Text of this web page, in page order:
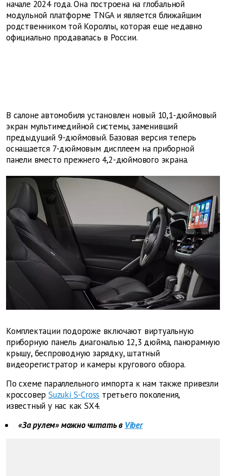
начале 2024 года. Она построена на глобальной
модульной платформе TNGA и является ближайшим
родственником той Короллы, которая еще недавно
официально продавалась в России.
В салоне автомобиля установлен новый 10,1-дюймовый
экран мультимедийной системы, заменивший
предыдущий 9-дюймовый. Базовая версия теперь
оснащается 7-дюймовым дисплеем на приборной
панели вместо прежнего 4,2-дюймового экрана.
Комплектации подороже включают виртуальную
приборную панель диагональю 12,3 дюйма, панорамную
крышу, беспроводную зарядку, штатный
видеорегистратор и камеры кругового обзора.
По схеме параллельного импорта к нам также привезли
кроссовер Suzuki S-Cross третьего поколения,
известный у нас как SX4.
«За рулем» можно читать в Viber